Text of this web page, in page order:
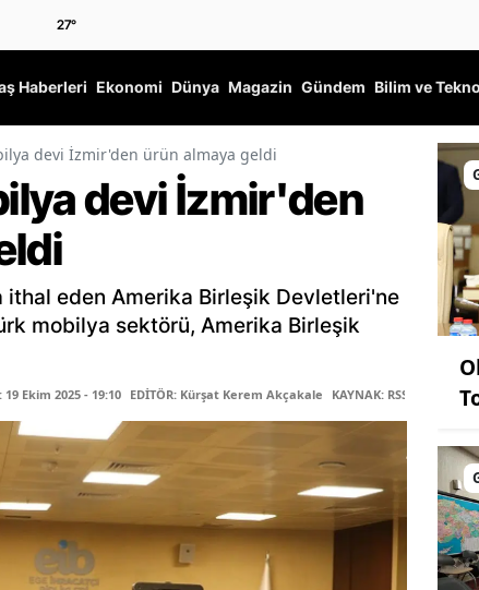
27°
Haberleri Ekonomi Dünya Magazin Gündem Bilim ve
devi İzmir'den ürün almaya geldi
devi İzmir'den
ithal eden Amerika Birleşik Devletleri'ne
mobilya sektörü, Amerika Birleşik
19 Ekim 2025 - 19:10 EDİTÖR: Kürşat Kerem Akçakale KAYNAK: RSS